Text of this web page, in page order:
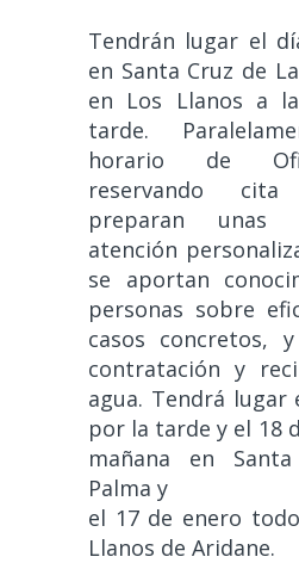
Tendrán lugar el
en Santa Cruz de
en Los Llanos a
tarde.
horario de
reservando
preparan unas
atención
se aportan
personas sobre
casos concretos,
contratación y
agua. Tendrá lugar
por la tarde y el 18
mañana en
Palma y
el 17 de enero
Llanos de Aridane.